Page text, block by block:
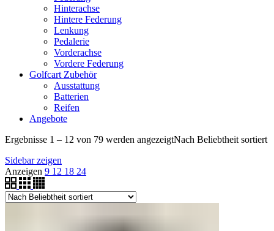
Hinterachse
Hintere Federung
Lenkung
Pedalerie
Vorderachse
Vordere Federung
Golfcart Zubehör
Ausstattung
Batterien
Reifen
Angebote
Ergebnisse 1 – 12 von 79 werden angezeigtNach Beliebtheit sortiert
Sidebar zeigen
Anzeigen 9 12 18 24